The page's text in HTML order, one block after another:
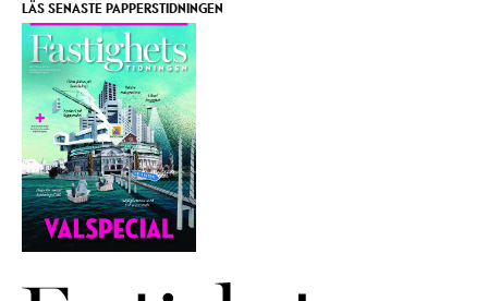
LÄS SENASTE PAPPERSTIDNINGEN